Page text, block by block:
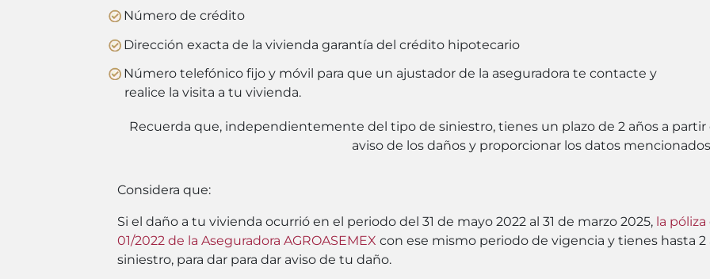
Número de crédito
Dirección exacta de la vivienda garantía del crédito hipotecario
Número telefónico fijo y móvil para que un ajustador de la aseguradora te contacte y
realice la visita a tu vivienda.
Recuerda que, independientemente del tipo de siniestro, tienes un plazo de 2 años a
aviso de los daños y proporcionar los datos
Considera que:
Si el daño a tu vivienda ocurrió en el periodo del 31 de mayo 2022 al 31 de marzo 2025, la
01/2022 de la Aseguradora AGROASEMEX con ese mismo periodo de vigencia y tienes hasta
siniestro, para dar para dar aviso de tu daño.